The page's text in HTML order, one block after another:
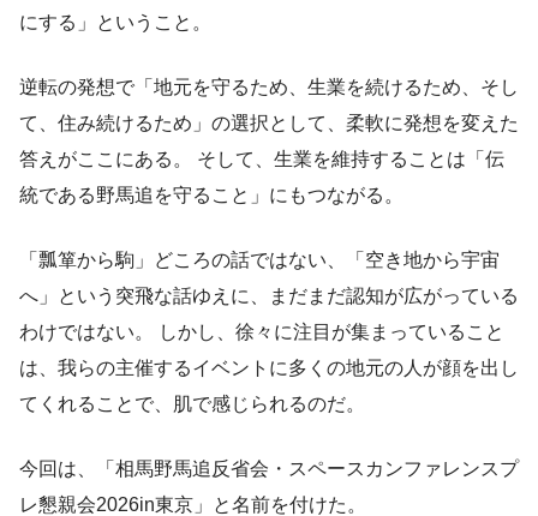
にする」ということ。
逆転の発想で「地元を守るため、生業を続けるため、そし
て、住み続けるため」の選択として、柔軟に発想を変えた
答えがここにある。 そして、生業を維持することは「伝
統である野馬追を守ること」にもつながる。
「瓢箪から駒」どころの話ではない、「空き地から宇宙
へ」という突飛な話ゆえに、まだまだ認知が広がっている
わけではない。 しかし、徐々に注目が集まっていること
は、我らの主催するイベントに多くの地元の人が顔を出し
てくれることで、肌で感じられるのだ。
今回は、「相馬野馬追反省会・スペースカンファレンスプ
レ懇親会2026in東京」と名前を付けた。